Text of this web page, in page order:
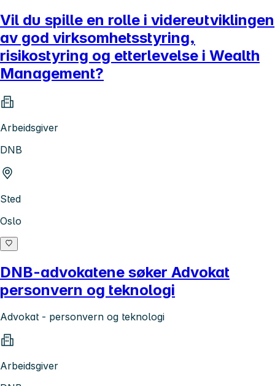
Vil du spille en rolle i videreutviklingen
av god virksomhetsstyring,
risikostyring og etterlevelse i Wealth
Management?
Arbeidsgiver
DNB
Sted
Oslo
DNB-advokatene søker Advokat
personvern og teknologi
Advokat - personvern og teknologi
Arbeidsgiver